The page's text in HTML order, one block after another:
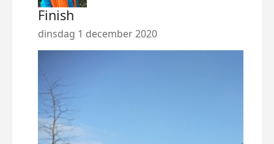
Finish
dinsdag 1 december 2020